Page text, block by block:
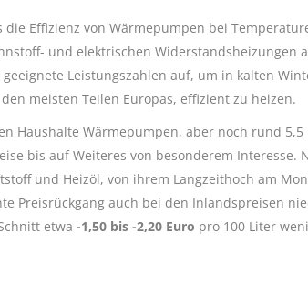
Effizienz von Wärmepumpen bei
und elektrischen Widerstandsheizungen
Leistungszahlen auf, um in kalten
meisten Teilen Europas, effizient zu heizen.
Haushalte Wärmepumpen, aber noch rund
bis auf Weiteres von besonderem Interesse.
und Heizöl, von ihrem Langzeithoch am
Preisrückgang auch bei den Inlandspreisen
etwa -1,50 bis -2,20 Euro pro 100 Liter